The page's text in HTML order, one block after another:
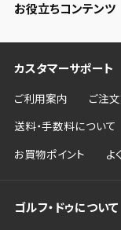
お役立ちコンテンツ
カスタマーサポート
ご利用案内 ご注
送料・手数料について
お買物ポイント よ
ゴルフ・ドゥについて